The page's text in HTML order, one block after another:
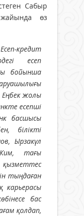
Сабыр
өз
кредит
есеп
бойынша
Еңбек жолы
есепші
басшысы
білікті
Ырзакүл
тағы
тыңдаған
бас
қолдап,